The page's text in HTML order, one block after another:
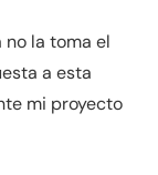
la toma el
a esta
mi proyecto